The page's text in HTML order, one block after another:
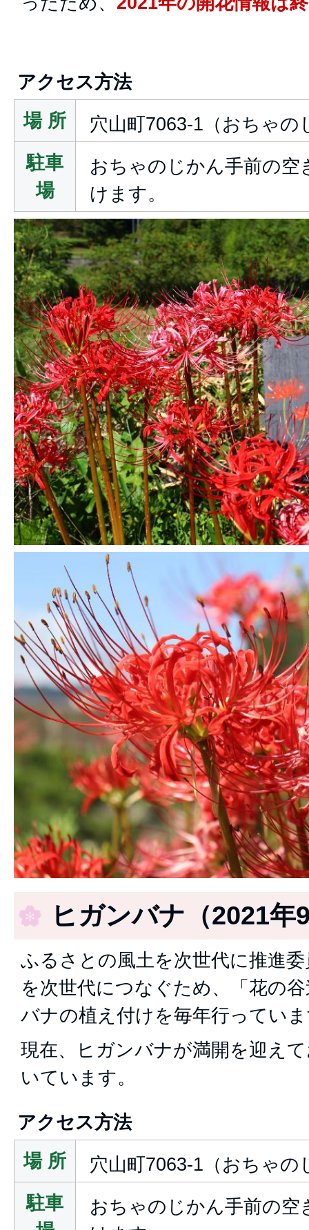
アクセス方法
場 所
穴山町7063-1（おちゃ
駐車
場
おちゃのじかん手前の空
けます。
ヒガンバナ（2021年
ふるさとの風土を次世代に推進
を次世代につなぐため、「花の
バナの植え付けを毎年行ってい
現在、ヒガンバナが満開を迎え
いています。
アクセス方法
場 所
穴山町7063-1（おちゃ
駐車
おちゃのじかん手前の空